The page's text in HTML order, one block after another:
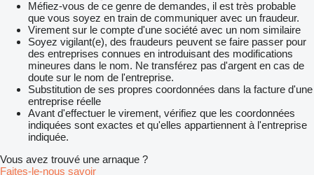
Méfiez-vous de ce genre de demandes, il est très probable
que vous soyez en train de communiquer avec un fraudeur.
Virement sur le compte d'une société avec un nom similaire
Soyez vigilant(e), des fraudeurs peuvent se faire passer pour
des entreprises connues en introduisant des modifications
mineures dans le nom. Ne transférez pas d'argent en cas de
doute sur le nom de l'entreprise.
Substitution de ses propres coordonnées dans la facture d'une
entreprise réelle
Avant d'effectuer le virement, vérifiez que les coordonnées
indiquées sont exactes et qu'elles appartiennent à l'entreprise
indiquée.
Vous avez trouvé une arnaque ?
Faites-le-nous savoir